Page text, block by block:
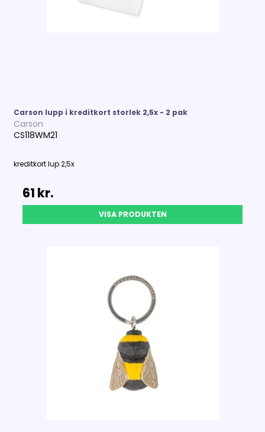
Carson lupp i kreditkort storlek 2,5x - 2 pak
Carson
CS118WM21
kreditkort lup 2,5x
61 kr.
VISA PRODUKTEN